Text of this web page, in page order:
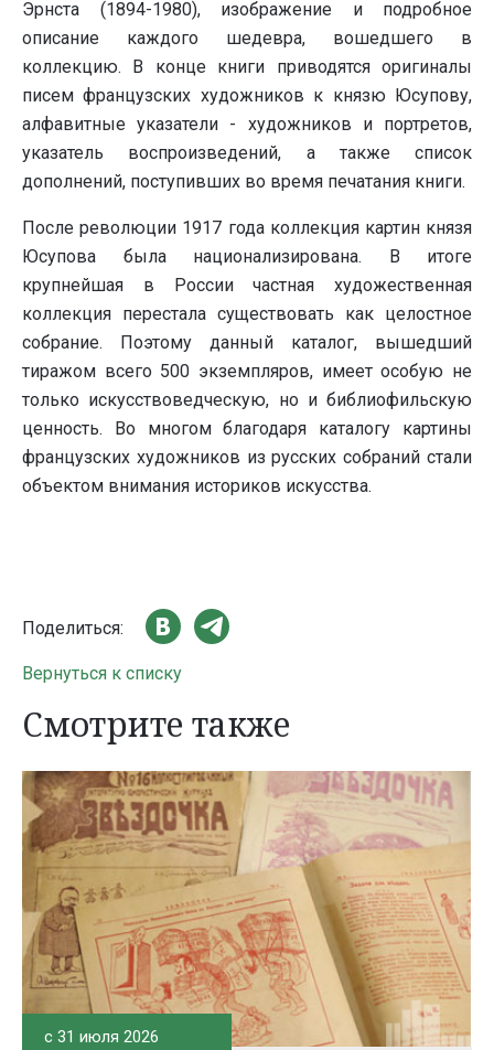
Эрнста (1894-1980), изображение и подробное
описание каждого шедевра, вошедшего в
коллекцию. В конце книги приводятся оригиналы
писем французских художников к князю Юсупову,
алфавитные указатели - художников и портретов,
указатель воспроизведений, а также список
дополнений, поступивших во время печатания книги.
После революции 1917 года коллекция картин князя
Юсупова была национализирована. В итоге
крупнейшая в России частная художественная
коллекция перестала существовать как целостное
собрание. Поэтому данный каталог, вышедший
тиражом всего 500 экземпляров, имеет особую не
только искусствоведческую, но и библиофильскую
ценность. Во многом благодаря каталогу картины
французских художников из русских собраний стали
объектом внимания историков искусства.
Поделиться:
Вернуться к списку
Смотрите также
c 31 июля 2026